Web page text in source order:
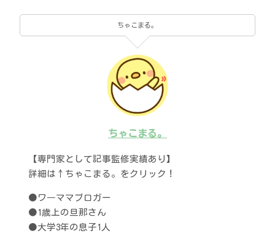
ちゃこまる。
ちゃこまる。
【専門家として記事監修実績あり】
詳細は↑ちゃこまる。をクリック！
●ワ―ママブロガー
●1歳上の旦那さん
●大学3年の息子1人